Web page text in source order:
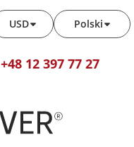
Polski
USD
+48 12 397 77 27